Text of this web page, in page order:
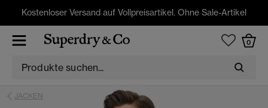
Kostenloser Versand auf Vollpreisartikel. Ohne Sale-Artikel
0
JACKEN